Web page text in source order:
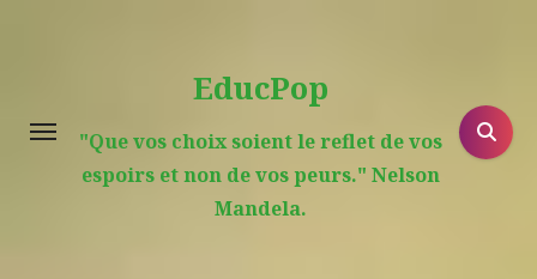
EducPop
"Que vos choix soient le reflet de vos
espoirs et non de vos peurs." Nelson
Mandela.